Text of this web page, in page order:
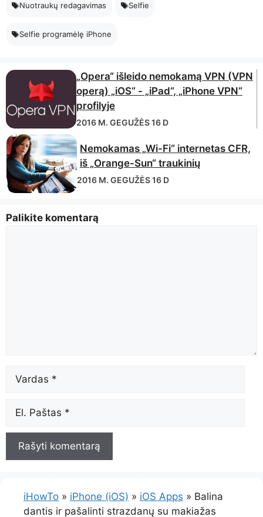
Nuotraukų redagavimas Selfie
Selfie programėlę iPhone
„Opera“ išleido nemokamą VPN (VPN
operą) „iOS“ - „iPad“, „iPhone VPN“
profilyje
2016 M. GEGUŽĖS 16 D
Nemokamas „Wi-Fi“ internetas CFR,
iš „Orange-Sun“ traukinių
2016 M. GEGUŽĖS 16 D
Palikite komentarą
vardas,
pavadinimas
El.
iHowTo » iPhone (iOS) » iOS Apps » Balina
dantis ir pašalinti strazdanų su makiažas